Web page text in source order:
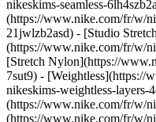
nikeskims-seamless-
(https://www.nike.com/fr/w/
21jwlzb2asd) - [Studio
(https://www.nike.com/fr/w/
[Stretch Nylon](https://
7sut9) - [Weightless](https://
nikeskims-weightless-layers-
(https://www.nike.com/fr/w/
(https://www.nike.com/fr/w/